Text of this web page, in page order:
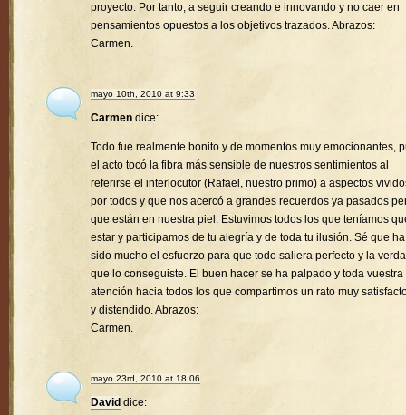
proyecto. Por tanto, a seguir creando e innovando y no caer en
pensamientos opuestos a los objetivos trazados. Abrazos:
Carmen.
mayo 10th, 2010 at 9:33
Carmen dice:
Todo fue realmente bonito y de momentos muy emocionantes,
el acto tocó la fibra más sensible de nuestros sentimientos al
referirse el interlocutor (Rafael, nuestro primo) a aspectos
por todos y que nos acercó a grandes recuerdos ya pasados
que están en nuestra piel. Estuvimos todos los que teníamos
estar y participamos de tu alegría y de toda tu ilusión. Sé que ha
sido mucho el esfuerzo para que todo saliera perfecto y la
que lo conseguiste. El buen hacer se ha palpado y toda vuestra
atención hacia todos los que compartimos un rato muy
y distendido. Abrazos:
Carmen.
mayo 23rd, 2010 at 18:06
David dice: